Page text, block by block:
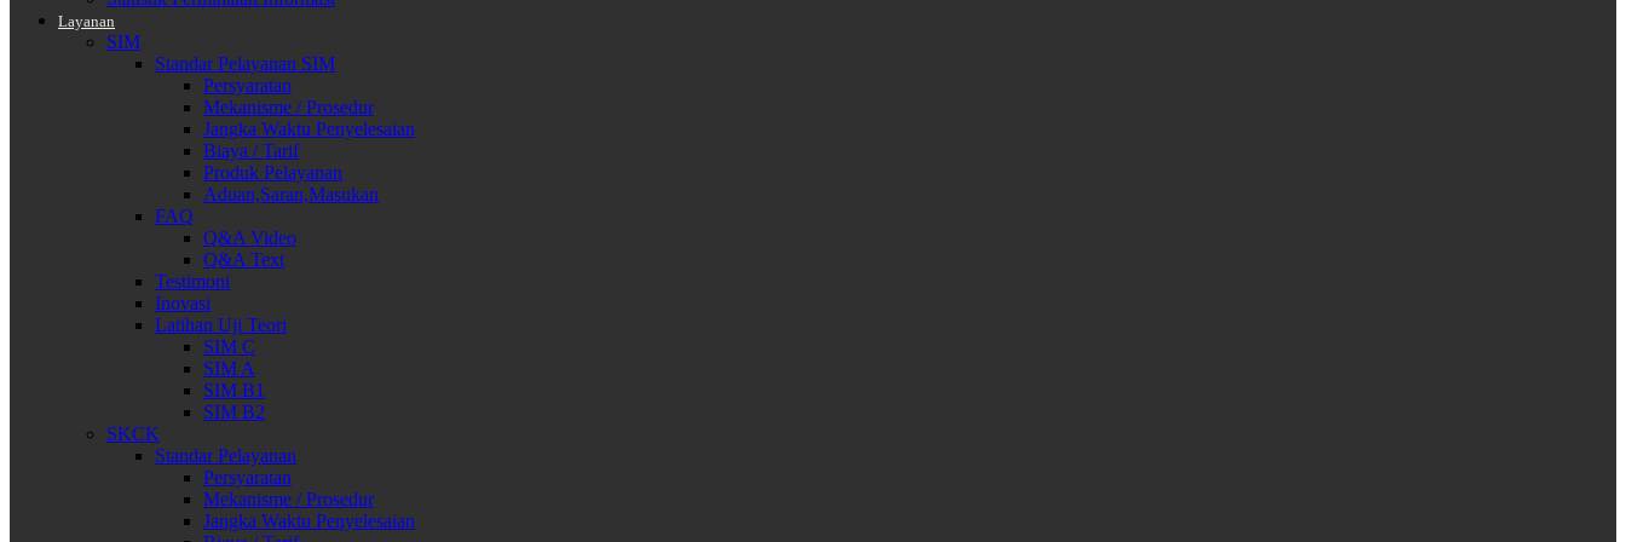
Layanan
SIM
Standar Pelayanan SIM
Persyaratan
Mekanisme / Prosedur
Jangka Waktu Penyelesaian
Biaya / Tarif
Produk Pelayanan
Aduan,Saran,Masukan
FAQ
Q&A Video
Q&A Text
Testimoni
Inovasi
Latihan Uji Teori
SIM C
SIM A
SIM B1
SIM B2
SKCK
Standar Pelayanan
Persyaratan
Mekanisme / Prosedur
Jangka Waktu Penyelesaian